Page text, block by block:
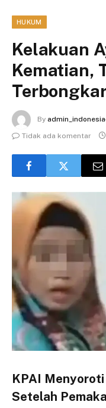
HUKUM
Kelakuan
Kematian,
By
Tidak ada komentar
KPAI
Setelah